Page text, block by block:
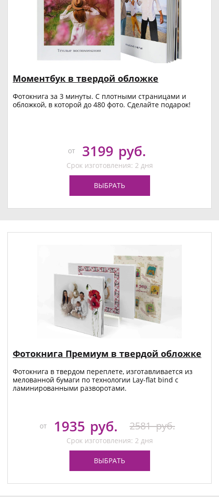
Моментбук в твердой обложке
Фотокнига за 3 минуты. С плотными страницами и
обложкой, в которой до 480 фото. Сделайте подарок!
от 3199 руб.
Срок изготовления: 2 дня
ВЫБРАТЬ
Фотокнига Премиум в твердой обложке
Фотокнига в твердом переплете, изготавливается из
мелованной бумаги по технологии Lay-flat bind с
ламинированными разворотами.
от 1935 руб. 2581 руб.
Срок изготовления: 2 дня
ВЫБРАТЬ